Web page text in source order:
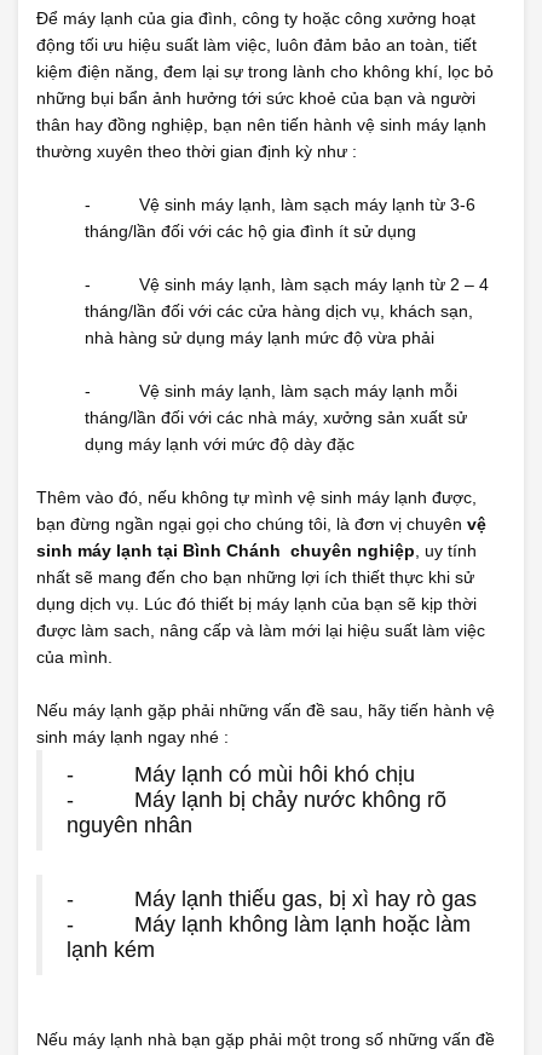
Để máy lạnh của gia đình, công ty hoặc công xưởng hoạt
động tối ưu hiệu suất làm việc, luôn đảm bảo an toàn, tiết
kiệm điện năng, đem lại sự trong lành cho không khí, lọc bỏ
những bụi bẩn ảnh hưởng tới sức khoẻ của bạn và người
thân hay đồng nghiệp, bạn nên tiến hành vệ sinh máy lạnh
thường xuyên theo thời gian định kỳ như :
- Vệ sinh máy lạnh, làm sạch máy lạnh từ 3-6
tháng/lần đối với các hộ gia đình ít sử dụng
- Vệ sinh máy lạnh, làm sạch máy lạnh từ 2 – 4
tháng/lần đối với các cửa hàng dịch vụ, khách sạn,
nhà hàng sử dụng máy lạnh mức độ vừa phải
- Vệ sinh máy lạnh, làm sạch máy lạnh mỗi
tháng/lần đối với các nhà máy, xưởng sản xuất sử
dụng máy lạnh với mức độ dày đặc
Thêm vào đó, nếu không tự mình vệ sinh máy lạnh được,
bạn đừng ngần ngại gọi cho chúng tôi, là đơn vị chuyên vệ
sinh máy lạnh tại Bình Chánh chuyên nghiệp , uy tính
nhất sẽ mang đến cho bạn những lợi ích thiết thực khi sử
dụng dịch vụ. Lúc đó thiết bị máy lạnh của bạn sẽ kịp thời
được làm sach, nâng cấp và làm mới lại hiệu suất làm việc
của mình.
Nếu máy lạnh gặp phải những vấn đề sau, hãy tiến hành vệ
sinh máy lạnh ngay nhé :
- Máy lạnh có mùi hôi khó chịu
- Máy lạnh bị chảy nước không rõ
nguyên nhân
- Máy lạnh thiếu gas, bị xì hay rò gas
- Máy lạnh không làm lạnh hoặc làm
lạnh kém
Nếu máy lạnh nhà bạn gặp phải một trong số những vấn đề